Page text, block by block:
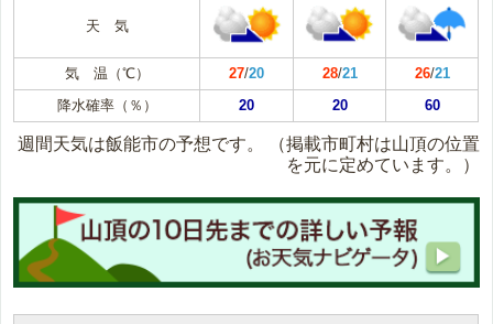
天 気
気 温（℃） 27/20 28/21 26/21
降水確率（％）
20 20 60
週間天気は飯能市の予想です。
（掲載市町村は山頂の位置
を元に定めています。）